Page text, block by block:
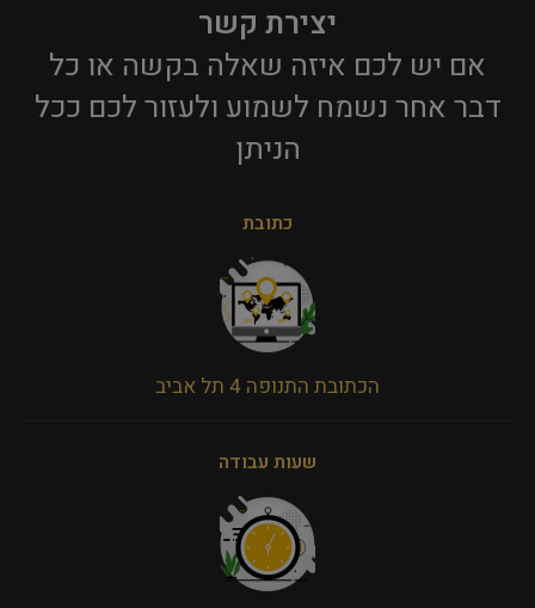
יצירת קשר
אם יש לכם איזה שאלה בקשה או כל
דבר אחר נשמח לשמוע ולעזור לכם ככל
הניתן​
כתובת
הכתובת התנופה 4 תל אביב
שעות עבודה